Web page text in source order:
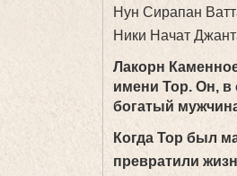
Нун Сирапан
Ники Начат
Лакорн
имени Тор. Он, в
богатый
Когда Тор был
превратили